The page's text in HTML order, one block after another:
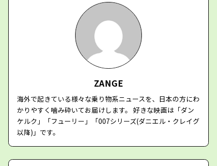
ZANGE
海外で起きている様々な乗り物系ニュースを、日本の方にわ
かりやすく噛み砕いてお届けします。 好きな映画は「ダン
ケルク」「フューリー」「007シリーズ(ダニエル・クレイグ
以降)」です。